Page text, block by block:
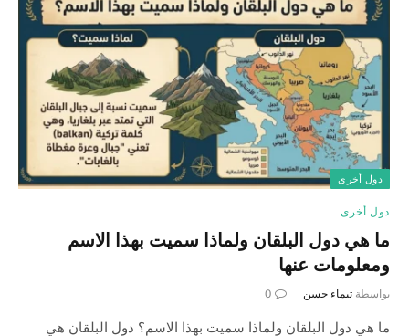
دول أخرى
دول أخرى
ما هي دول البلقان ولماذا سميت بهذا الاسم
ومعلومات عنها
بواسطة تيماء حسن 0
ما هي دول البلقان ولماذا سميت بهذا الاسم؟ دول البلقان هي